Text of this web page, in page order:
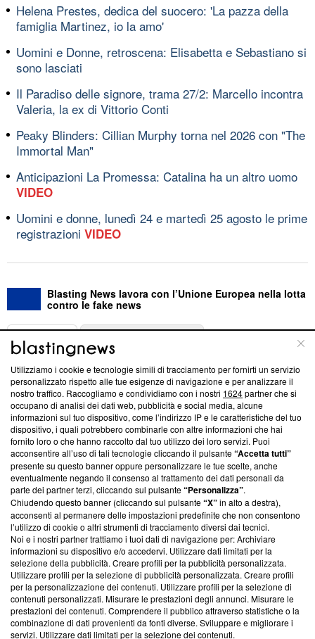
Helena Prestes, dedica del suocero: 'La pazza della
famiglia Martinez, io la amo'
Uomini e Donne, retroscena: Elisabetta e Sebastiano si
sono lasciati
Il Paradiso delle signore, trama 27/2: Marcello incontra
Valeria, la ex di Vittorio Conti
Peaky Blinders: Cillian Murphy torna nel 2026 con "The
Immortal Man"
Anticipazioni La Promessa: Catalina ha un altro uomo
VIDEO
Uomini e donne, lunedì 24 e martedì 25 agosto le prime
registrazioni VIDEO
Blasting News lavora con l’Unione Europea nella lotta
contro le fake news
ABOUT
Questa sezione offre informazioni trasparenti su Blasting
News, sui nostri processi editoriali e su come ci impegniamo a
creare news di qualità. Inoltre, afferma la nostra aderenza a
‘Trust Project - News with Integrity’Blasting News non è
ancora membro del programma, ma ha richiesto di farne
parte; Trust Project non ha ancora effettuato una verifica di
conformità agli standard.
Su di noi
Team editoriale
Corporate
Redazione
Informativa Privacy
Cookie Policy
Utilizziamo i cookie e tecnologie simili di tracciamento per fornirti un servizio
personalizzato rispetto alle tue esigenze di navigazione e per analizzare il
nostro traffico. Raccogliamo e condividiamo con i nostri 1624partner che si
occupano di analisi dei dati web, pubblicità e social media, alcune
informazioni sul tuo dispositivo, come l’indirizzo IP e le caratteristiche del tuo
dispositivo, i quali potrebbero combinarle con altre informazioni che hai
fornito loro o che hanno raccolto dal tuo utilizzo dei loro servizi. Puoi
acconsentire all’uso di tali tecnologie cliccando il pulsante“Accetta tutti”
presente su questo banner oppure personalizzare le tue scelte, anche
eventualmente negando il consenso al trattamento dei dati personali da
parte dei partner terzi, cliccando sul pulsante“Personalizza”.
Chiudendo questo banner (cliccando sul pulsante“X”in alto a destra),
acconsenti al permanere delle impostazioni predefinite che non consentono
l’utilizzo di cookie o altri strumenti di tracciamento diversi dai tecnici.
Noi e i nostri partner trattiamo i tuoi dati di navigazione per: Archiviare
informazioni su dispositivo e/o accedervi. Utilizzare dati limitati per la
selezione della pubblicità. Creare profili per la pubblicità personalizzata.
Utilizzare profili per la selezione di pubblicità personalizzata. Creare profili
per la personalizzazione dei contenuti. Utilizzare profili per la selezione di
contenuti personalizzati. Misurare le prestazioni degli annunci. Misurare le
prestazioni dei contenuti. Comprendere il pubblico attraverso statistiche o la
combinazione di dati provenienti da fonti diverse. Sviluppare e migliorare i
servizi. Utilizzare dati limitati per la selezione dei contenuti.